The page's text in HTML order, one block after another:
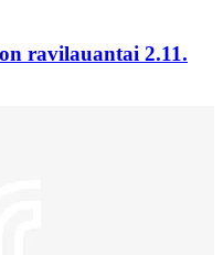
ravilauantai 2.11.